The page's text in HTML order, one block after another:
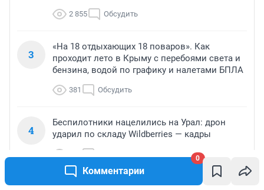
Комментарии
0
2 855 Обсудить
3
«На 18 отдыхающих 18 поваров». Как
проходит лето в Крыму с перебоями света и
бензина, водой по графику и налетами БПЛА
381 Обсудить
4
Беспилотники нацелились на Урал: дрон
ударил по складу Wildberries — кадры
Смерть на трассе и три года расследования: